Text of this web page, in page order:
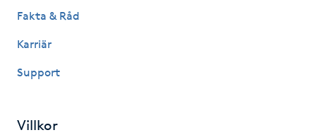
Fakta & Råd
Karriär
Support
Villkor